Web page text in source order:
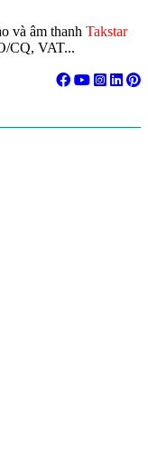
và âm thanh Takstar
CQ, VAT...